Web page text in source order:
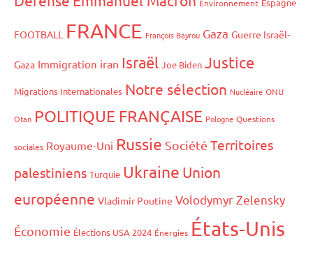
Environnement Espagne
FOOTBALL FRANCE François Bayrou Gaza Guerre Israël-
Gaza Immigration iran Israël Joe Biden Justice
Migrations Internationales Notre sélection Nucléaire ONU
Otan POLITIQUE FRANÇAISE Pologne Questions
sociales Royaume-Uni Russie Société Territoires
palestiniens Turquie Ukraine Union
européenne Vladimir Poutine Volodymyr Zelensky
Économie Élections USA 2024 Énergies États-Unis